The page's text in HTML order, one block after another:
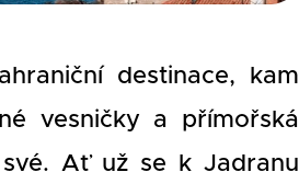
destinace, kam
vesničky a přímořská
Ať už se k Jadranu